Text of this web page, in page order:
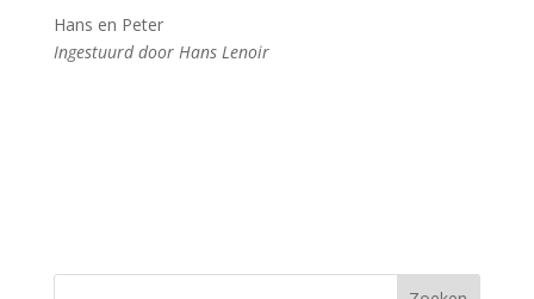
Hans en Peter
Ingestuurd door Hans Lenoir